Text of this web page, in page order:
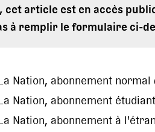
cet article est en accès
à remplir le formulaire ci-
Nation, abonnement normal
Nation, abonnement
Nation, abonnement à